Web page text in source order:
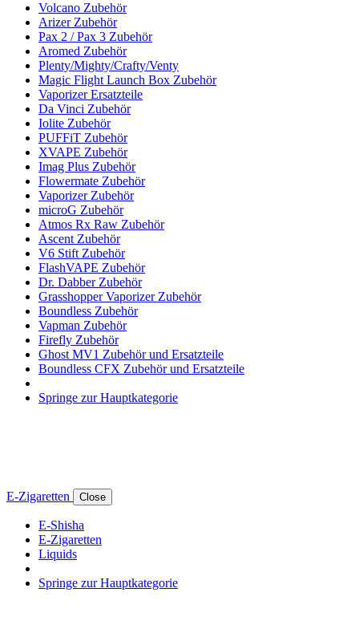
Volcano Zubehör
Arizer Zubehör
Pax 2 / Pax 3 Zubehör
Aromed Zubehör
Plenty/Mighty/Crafty/Venty
Magic Flight Launch Box Zubehör
Vaporizer Ersatzteile
Da Vinci Zubehör
Iolite Zubehör
PUFFiT Zubehör
XVAPE Zubehör
Imag Plus Zubehör
Flowermate Zubehör
Vaporizer Zubehör
microG Zubehör
Atmos Rx Raw Zubehör
Ascent Zubehör
V6 Stift Zubehör
FlashVAPE Zubehör
Dr. Dabber Zubehör
Grasshopper Vaporizer Zubehör
Boundless Zubehör
Vapman Zubehör
Firefly Zubehör
Ghost MV1 Zubehör und Ersatzteile
Boundless CFX Zubehör und Ersatzteile
Springe zur Hauptkategorie
E-Zigaretten Close
E-Shisha
E-Zigaretten
Liquids
Springe zur Hauptkategorie